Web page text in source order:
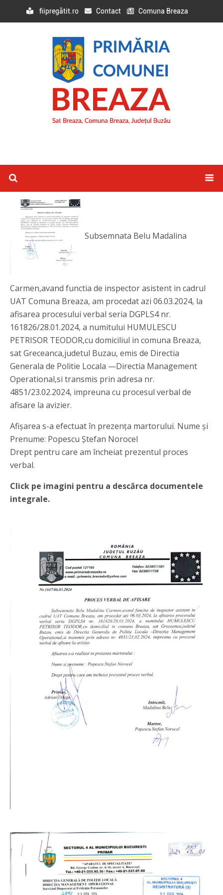
fiipregătit.ro Contact Comuna Breaza
Subsemnata Belu Madalina
Carmen,avand functia de inspector asistent in cadrul
UAT Comuna Breaza, am procedat azi 06.03.2024, la
afisarea procesului verbal seria DGPLS4 nr.
161826/28.01.2024, a numitului HUMULESCU
PETRISOR TEODOR,cu domiciliul in comuna Breaza,
sat Greceanca,judetul Buzau, emis de Directia
Generala de Politie Locala —Directia Management
Operational,si transmis prin adresa nr.
4851/23.02.2024, impreuna cu procesul verbal de
afisare la avizier.
Afișarea s-a efectuat în prezența martorului. Nume și
Prenume: Popescu Ștefan Norocel
Drept pentru care am încheiat prezentul proces
verbal.
Click pe imagini pentru a descărca documentele
integrale.